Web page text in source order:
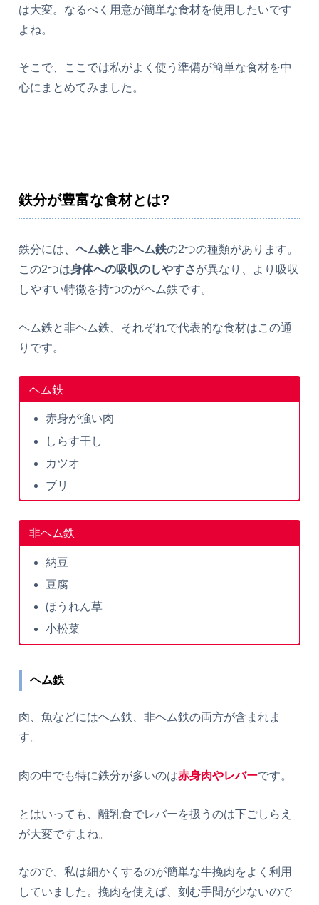
は大変。なるべく用意が簡単な食材を使用したいです
よね。
そこで、ここでは私がよく使う準備が簡単な食材を中
心にまとめてみました。
鉄分が豊富な食材とは?
鉄分には、 ヘム鉄と非ヘム鉄の2つの種類があります。
この2つは身体への吸収のしやすさが異なり、より吸収
しやすい特徴を持つのがヘム鉄です。
ヘム鉄と非ヘム鉄、それぞれで代表的な食材はこの通
りです。
ヘム鉄
赤身が強い肉
しらす干し
カツオ
ブリ
非ヘム鉄
納豆
豆腐
ほうれん草
小松菜
ヘム鉄
肉、魚などにはヘム鉄、非ヘム鉄の両方が含まれま
す。
肉の中でも特に鉄分が多いのは赤身肉やレバーです。
とはいっても、離乳食でレバーを扱うのは下ごしらえ
が大変ですよね。
なので、私は細かくするのが簡単な牛挽肉をよく利用
していました。挽肉を使えば、刻む手間が少ないので